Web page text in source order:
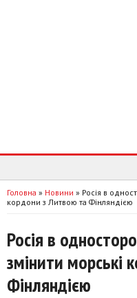
Головна » Новини » Росія в
кордони з Литвою та Фінляндією
Росія в
змінити морські
Фінляндією